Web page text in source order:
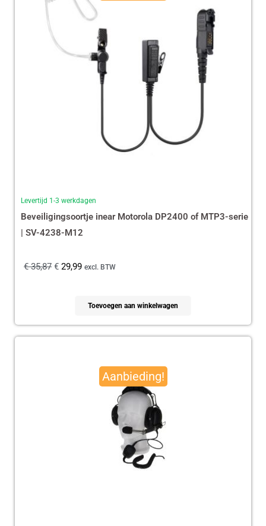
Levertijd 1-3 werkdagen
Beveiligingsoortje inear Motorola DP2400 of MTP3-serie
| SV-4238-M12
€35,87
€ 35,87.
€ 29,99
€ 29,99.
excl. BTW
Toevoegen aan winkelwagen
Aanbieding!
€ 165,00.